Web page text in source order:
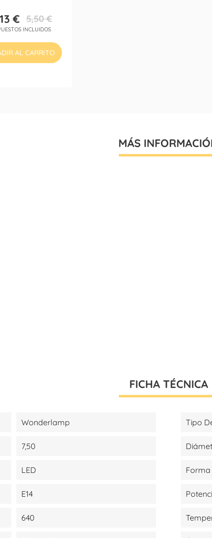
Precio
€
Precio
base
5,50 €
INCLUIDOS
AL CARRITO
MÁS
FICHA TÉCNICA
Wonderlamp Tipo
7,50
LED Forma
E14
640